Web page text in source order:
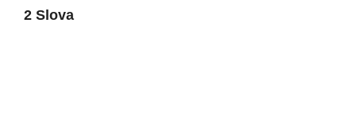
2 Slova